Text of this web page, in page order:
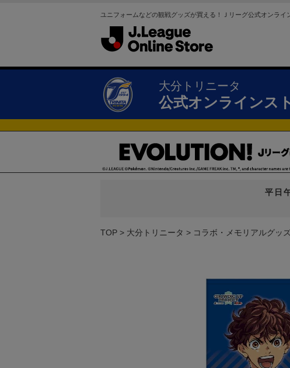
ユニフォームなどの観戦グッズが買える！Ｊリーグ公式オンライ
大分トリニータ
公式オンラインス
平日
TOP 大分トリニータ コラボ・メモリアルグッ